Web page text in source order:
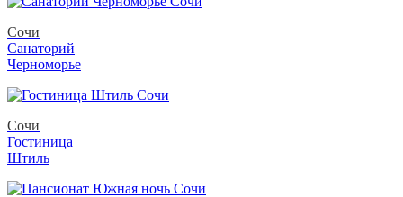
Сочи
Санаторий
Черноморье
Сочи
Гостиница
Штиль